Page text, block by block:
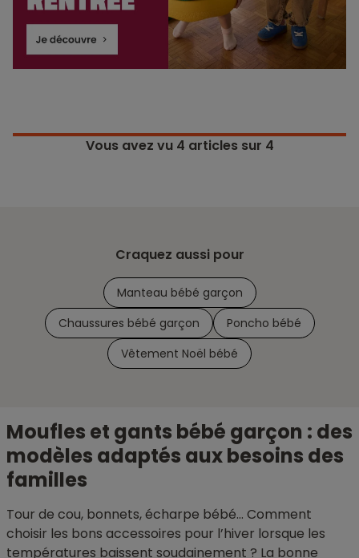
Vous avez vu 4 articles sur 4
Craquez aussi pour
Manteau bébé garçon
Chaussures bébé garçon
Poncho bébé
Vêtement Noël bébé
Moufles et gants bébé garçon : des
modèles adaptés aux besoins des
familles
Tour de cou, bonnets, écharpe bébé… Comment
choisir les bons accessoires pour l’hiver lorsque les
températures baissent soudainement ? La bonne